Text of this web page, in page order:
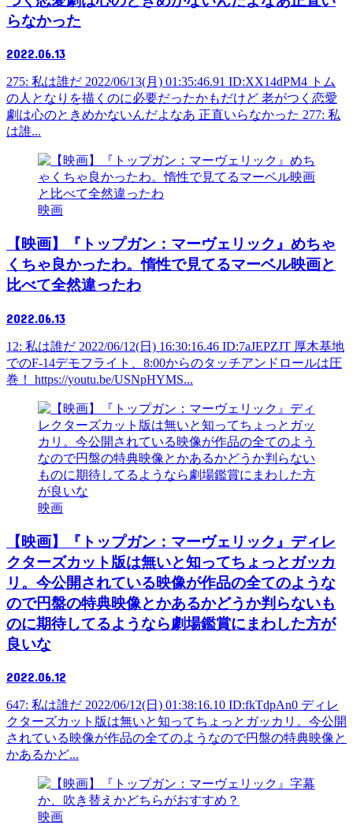
らなかった
2022.06.13
275: 私は誰だ 2022/06/13(月) 01:35:46.91 ID:XX14dPM4 トム
の人となりを描くのに必要だったかもだけど 老がつく恋愛
劇は心のときめかないんだよなあ 正直いらなかった 277: 私
は誰...
映画
【映画】『トップガン：マーヴェリック』めちゃ
くちゃ良かったわ。惰性で見てるマーベル映画と
比べて全然違ったわ
2022.06.13
12: 私は誰だ 2022/06/12(日) 16:30:16.46 ID:7aJEPZJT 厚木基地
でのF-14デモフライト、8:00からのタッチアンドロールは圧
巻！ https://youtu.be/USNpHYMS...
映画
【映画】『トップガン：マーヴェリック』ディレ
クターズカット版は無いと知ってちょっとガッカ
リ。今公開されている映像が作品の全てのような
ので円盤の特典映像とかあるかどうか判らないも
のに期待してるようなら劇場鑑賞にまわした方が
良いな
2022.06.12
647: 私は誰だ 2022/06/12(日) 01:38:16.10 ID:fkTdpAn0 ディレ
クターズカット版は無いと知ってちょっとガッカリ。今公開
されている映像が作品の全てのようなので円盤の特典映像と
かあるかど...
映画